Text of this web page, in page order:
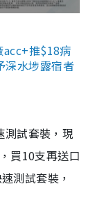
acc+推$18病
深水埗露宿者
試套裝，現
買10支再送口
測試套裝，